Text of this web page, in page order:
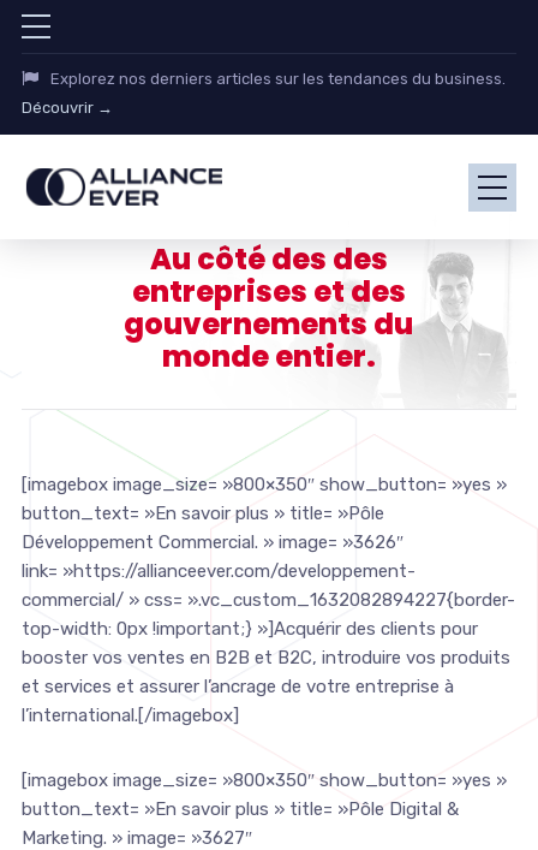
Explorez nos derniers articles sur les tendances du business.
Découvrir →
Au côté des des
entreprises et des
gouvernements du
monde entier.
[imagebox image_size= »800×350″ show_button= »yes »
button_text= »En savoir plus » title= »Pôle
Développement Commercial. » image= »3626″
link= »https://allianceever.com/developpement-
commercial/ » css= ».vc_custom_1632082894227{border-
top-width: 0px !important;} »]Acquérir des clients pour
booster vos ventes en B2B et B2C, introduire vos produits
et services et assurer l’ancrage de votre entreprise à
l’international.[/imagebox]
[imagebox image_size= »800×350″ show_button= »yes »
button_text= »En savoir plus » title= »Pôle Digital &
Marketing. » image= »3627″